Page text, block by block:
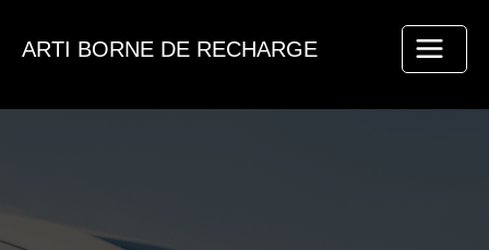
ARTI BORNE DE RECHARGE